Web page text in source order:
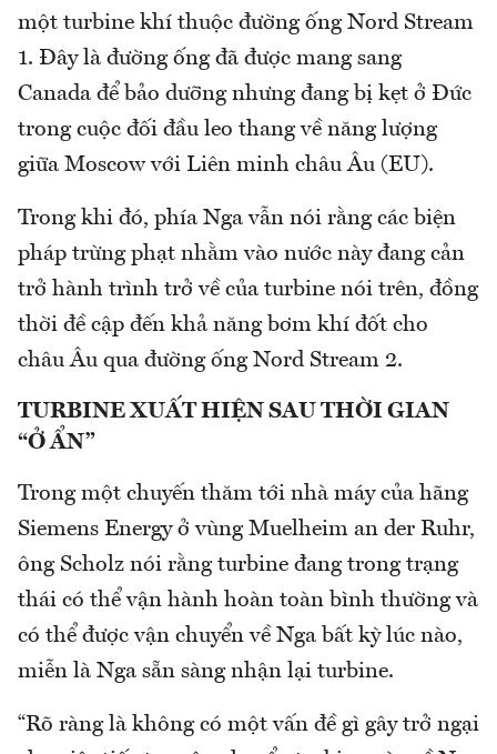
một turbine khí thuộc đường ống Nord Stream
1. Đây là đường ống đã được mang sang
Canada để bảo dưỡng nhưng đang bị kẹt ở Đức
trong cuộc đối đầu leo thang về năng lượng
giữa Moscow với Liên minh châu Âu (EU).
Trong khi đó, phía Nga vẫn nói rằng các biện
pháp trừng phạt nhằm vào nước này đang cản
trở hành trình trở về của turbine nói trên, đồng
thời đề cập đến khả năng bơm khí đốt cho
châu Âu qua đường ống Nord Stream 2.
TURBINE XUẤT HIỆN SAU THỜI GIAN
“Ở ẨN”
Trong một chuyến thăm tới nhà máy của hãng
Siemens Energy ở vùng Muelheim an der Ruhr,
ông Scholz nói rằng turbine đang trong trạng
thái có thể vận hành hoàn toàn bình thường và
có thể được vận chuyển về Nga bất kỳ lúc nào,
miễn là Nga sẵn sàng nhận lại turbine.
“Rõ ràng là không có một vấn đề gì gây trở ngại